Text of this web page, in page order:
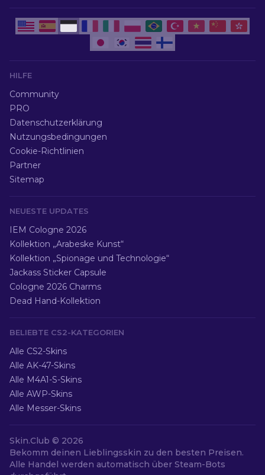
HILFE
Community
PRO
Datenschutzerklärung
Nutzungsbedingungen
Cookie-Richtlinien
Partner
Sitemap
NEUESTE UPDATES
IEM Cologne 2026
Kollektion „Arabeske Kunst“
Kollektion „Spionage und Technologie“
Jackass Sticker Capsule
Cologne 2026 Charms
Dead Hand-Kollektion
BELIEBTE CS2-KATEGORIEN
Alle CS2-Skins
Alle AK-47-Skins
Alle M4A1-S-Skins
Alle AWP-Skins
Alle Messer-Skins
Skin.Club © 2026
Bekomm deinen Lieblingsskin zu den besten Preisen.
Alle Handel werden automatisch über Steam-Bots